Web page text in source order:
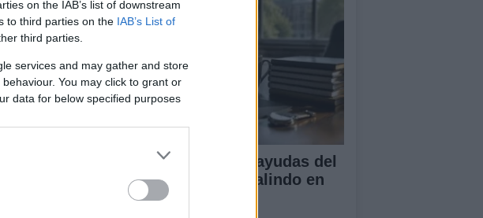
on the IAB’s list of downstream
to third parties on the IAB’s List of
third parties.
services and may gather and store
You may click to grant or
data for below specified purposes
UJA obtiene cuatro ayudas del
programa Beatriz Galindo en
2026